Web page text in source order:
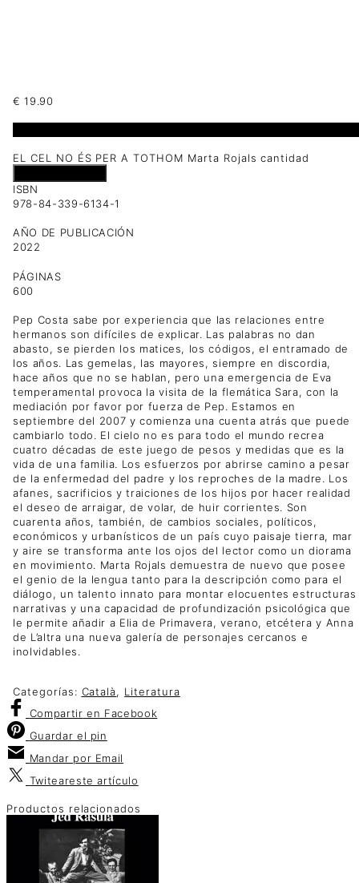
€ 19.90
EL CEL NO ÉS PER A TOTHOM Marta Rojals cantidad
ISBN
978-84-339-6134-1
AÑO DE PUBLICACIÓN
2022
PÁGINAS
600
Pep Costa sabe por experiencia que las relaciones entre
hermanos son difíciles de explicar. Las palabras no dan
abasto, se pierden los matices, los códigos, el entramado de
los años. Las gemelas, las mayores, siempre en discordia,
hace años que no se hablan, pero una emergencia de Eva
temperamental provoca la visita de la flemática Sara, con la
mediación por favor por fuerza de Pep. Estamos en
septiembre del 2007 y comienza una cuenta atrás que puede
cambiarlo todo. El cielo no es para todo el mundo recrea
cuatro décadas de este juego de pesos y medidas que es la
vida de una familia. Los esfuerzos por abrirse camino a pesar
de la enfermedad del padre y los reproches de la madre. Los
afanes, sacrificios y traiciones de los hijos por hacer realidad
el deseo de arraigar, de volar, de huir corrientes. Son
cuarenta años, también, de cambios sociales, políticos,
económicos y urbanísticos de un país cuyo paisaje tierra, mar
y aire se transforma ante los ojos del lector como un diorama
en movimiento. Marta Rojals demuestra de nuevo que posee
el genio de la lengua tanto para la descripción como para el
diálogo, un talento innato para montar elocuentes estructuras
narrativas y una capacidad de profundización psicológica que
le permite añadir a Elia de Primavera, verano, etcétera y Anna
de L’altra una nueva galería de personajes cercanos e
inolvidables.
Categorías: Català, Literatura
Compartir en Facebook
Guardar el pin
Mandar por Email
Twiteareste artículo
Productos relacionados